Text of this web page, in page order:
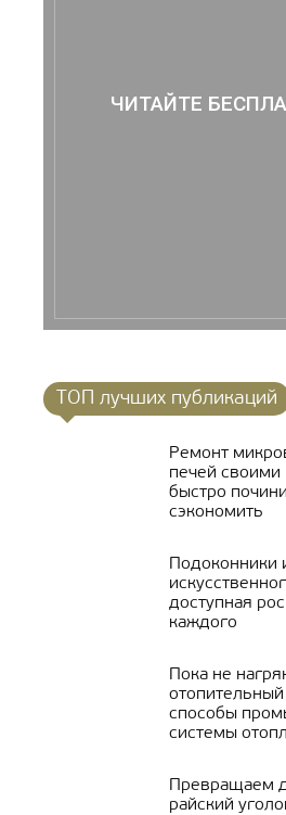
ЧИТАЙТЕ
ТОП лучших публикаций
Ремонт
печей своими
быстро
сэкономить
Подоконники
доступная
каждого
Пока не
отопительный
способы
системы
Превращаем
райский